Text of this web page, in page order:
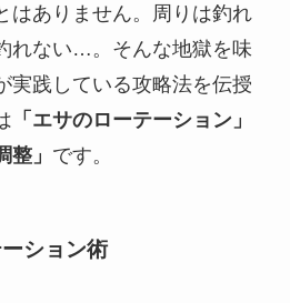
はありません。周りは釣れ
れない…。そんな地獄を味
実践している攻略法を伝授
「エサのローテーション」
整」 です。
ション術